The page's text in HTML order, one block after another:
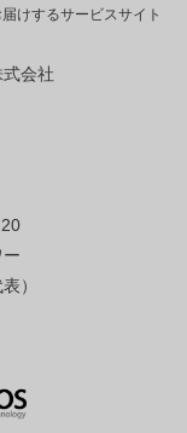
けするサービスサイト
式会社
）